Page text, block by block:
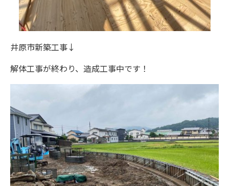
井原市新築工事↓
解体工事が終わり、造成工事中です！